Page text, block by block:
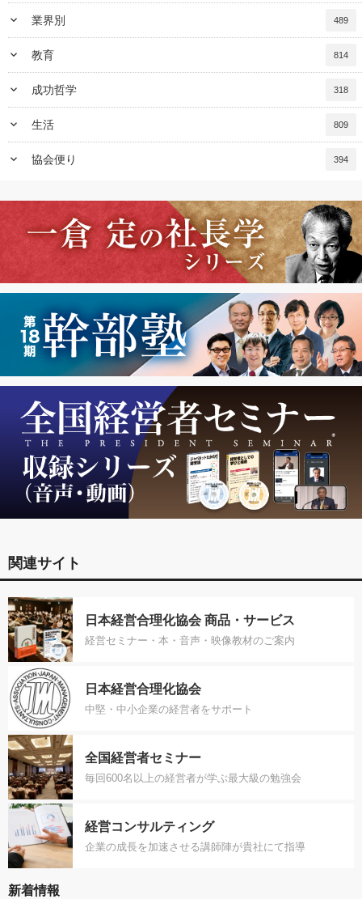
keyboard_arrow_down 業界別 489
keyboard_arrow_down 教育 814
keyboard_arrow_down 成功哲学 318
keyboard_arrow_down 生活 809
keyboard_arrow_down 協会便り 394
関連サイト
日本経営合理化協会 商品・サービス
経営セミナー・本・音声・映像教材のご案内
日本経営合理化協会
中堅・中小企業の経営者をサポート
全国経営者セミナー
毎回600名以上の経営者が学ぶ最大級の勉強会
経営コンサルティング
企業の成長を加速させる講師陣が貴社にて指導
新着情報